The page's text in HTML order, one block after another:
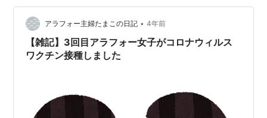
アラフォー主婦たまこの日記 • 4年前
【雑記】3回目アラフォー女子がコロナウィルス
ワクチン接種しました